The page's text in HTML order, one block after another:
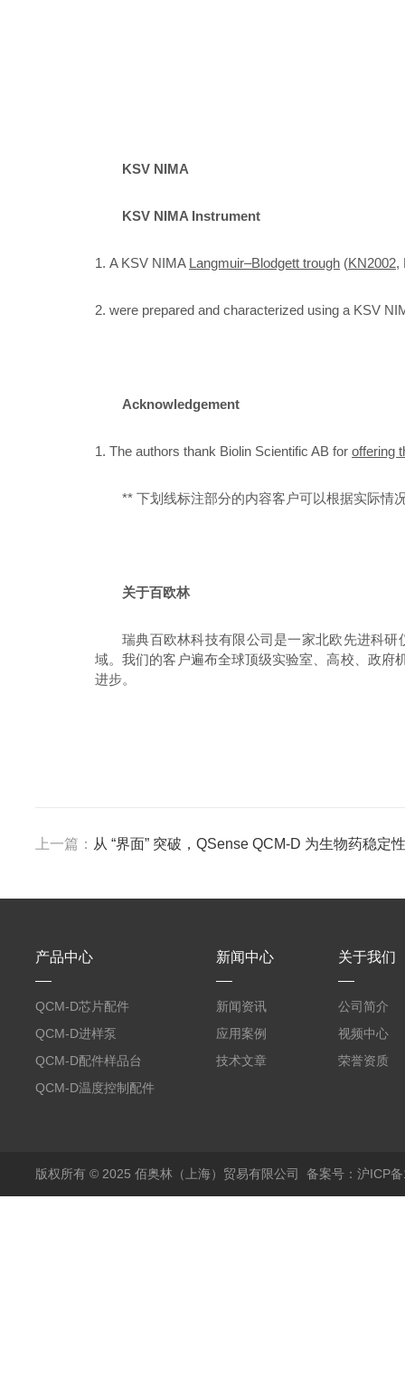
KSV NIMA
KSV NIMA Instrument
1. A KSV NIMA Langmuir–Blodgett trough (KN2002,
2. were prepared and characterized using a KSV
Acknowledgement
1. The authors thank Biolin Scientific AB for offering
** 下划线标注部分的内容客户可以根据实际情
关于百欧林
瑞典百欧林科技有限公司是一家北欧先进科
域。我们的客户遍布全球顶级实验室、高校、政府
进步。
上一篇： 从 “界面” 突破，QSense QCM-D 为生物药稳定
产品中心
QCM-D芯片配件
QCM-D进样泵
QCM-D配件样品台
QCM-D温度控制配件
新闻中心
新闻资讯
应用案例
技术文章
关于我们
公司简介
视频中心
荣誉资质
版权所有 © 2025 佰奥林（上海）贸易有限公司 备案号：沪ICP